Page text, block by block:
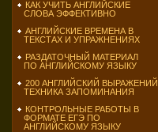
КАК УЧИТЬ АНГЛИЙСКИЕ
СЛОВА ЭФФЕКТИВНО
АНГЛИЙСКИЕ ВРЕМЕНА В
ТЕКСТАХ И УПРАЖНЕНИЯХ
РАЗДАТОЧНЫЙ МАТЕРИАЛ
ПО АНГЛИЙСКОМУ ЯЗЫКУ
200 АНГЛИЙСКИЙ ВЫРАЖЕНИЙ.
ТЕХНИКА ЗАПОМИНАНИЯ
КОНТРОЛЬНЫЕ РАБОТЫ В
ФОРМАТЕ ЕГЭ ПО
АНГЛИЙСКОМУ ЯЗЫКУ